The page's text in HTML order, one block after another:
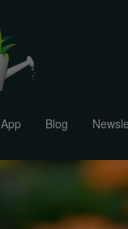
App Blog